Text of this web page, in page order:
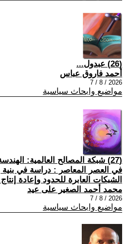
(26) عبدول...
أحمد فاروق عباس
2026 / 8 / 7
مواضيع وابحاث سياسية
(27) شبكة المصالح العالمية:
في العصر المعاصر : دراسة في
الشبكات العابرة للحدود وإعادة إنتاج
محمد أحمد الصغير على عيد
2026 / 8 / 7
مواضيع وابحاث سياسية